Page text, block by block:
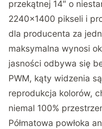
przekątnej 14″ o
2240×1400 pikseli i
dla producenta za
maksymalna wynosi
jasności odbywa się
PWM, kąty widzenia
reprodukcja kolorów,
niemal 100%
Półmatowa powłoka